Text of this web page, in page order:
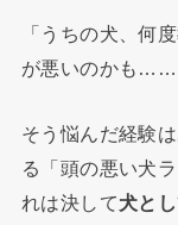
「うちの犬、何
が悪いのかも……
そう悩んだ経験
る「頭の悪い犬
れは決して犬と